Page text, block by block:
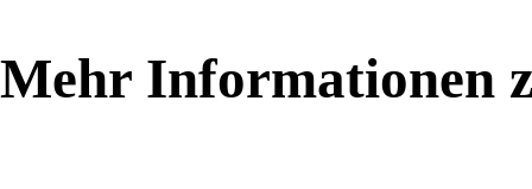
Mehr Informationen